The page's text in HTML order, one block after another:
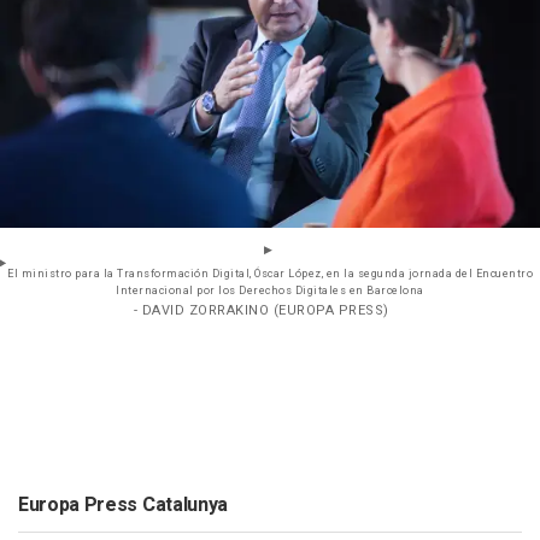
El ministro para la Transformación Digital, Óscar López, en la segunda jornada del Encuentro
Internacional por los Derechos Digitales en Barcelona
- DAVID ZORRAKINO (EUROPA PRESS)
Europa Press Catalunya